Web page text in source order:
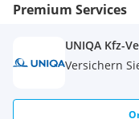
Premium Services
UNIQA Kfz-
Versichern